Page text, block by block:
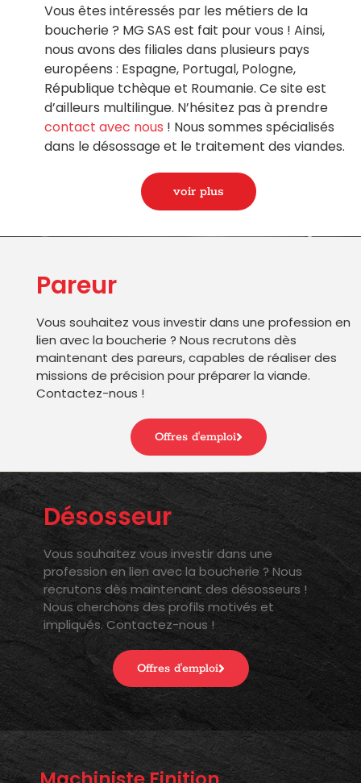
Vous êtes intéressés par les métiers de la
boucherie ? MG SAS est fait pour vous ! Ainsi,
nous avons des filiales dans plusieurs pays
européens : Espagne, Portugal, Pologne,
République tchèque et Roumanie. Ce site est
d’ailleurs multilingue. N’hésitez pas à prendre
contact avec nous ! Nous sommes spécialisés
dans le désossage et le traitement des viandes.
voir plus
Pareur
Vous souhaitez vous investir dans une profession en
lien avec la boucherie ? Nous recrutons dès
maintenant des pareurs, capables de réaliser des
missions de précision pour préparer la viande.
Contactez-nous !
Offres d'emploi
Désosseur
Vous souhaitez vous investir dans une
profession en lien avec la boucherie ? Nous
recrutons dès maintenant des désosseurs !
Nous cherchons des profils motivés et
impliqués. Contactez-nous !
Offres d'emploi